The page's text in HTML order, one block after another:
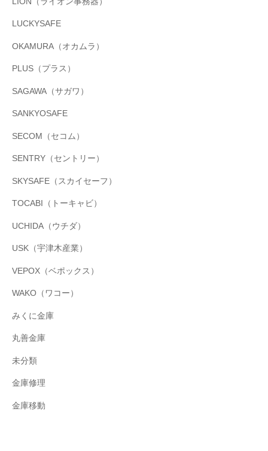
LUCKYSAFE
OKAMURA（オカムラ）
PLUS（プラス）
SAGAWA（サガワ）
SANKYOSAFE
SECOM（セコム）
SENTRY（セントリー）
SKYSAFE（スカイセーフ）
TOCABI（トーキャビ）
UCHIDA（ウチダ）
USK（宇津木産業）
VEPOX（ベポックス）
WAKO（ワコー）
みくに金庫
丸善金庫
未分類
金庫修理
金庫移動